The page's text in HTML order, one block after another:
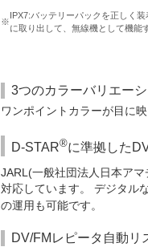
※
IPX7:バッテリーパックを正しく
に取り出して、無線機として機能
3つのカラーバリエー
ワンポイントカラーが目に
D-STAR®に準拠した
JARL(一般社団法人日本ア
対応しています。 デジタル
の運用も可能です。
DV/FMレピータ自動リ